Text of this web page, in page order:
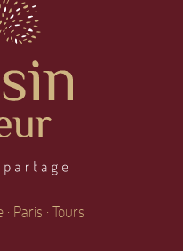
Paris · Tours